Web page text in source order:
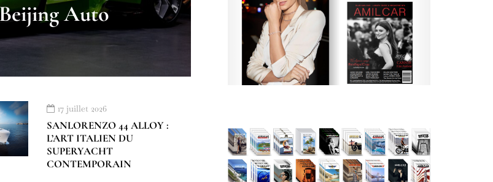
Auto
17 juillet 2026
SANLORENZO 44 ALLOY :
L’ART ITALIEN DU
SUPERYACHT
CONTEMPORAIN